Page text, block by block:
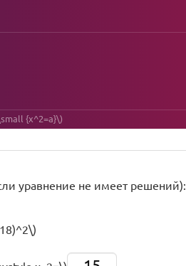
{x^2=a}\)
уравнение не имеет решений):